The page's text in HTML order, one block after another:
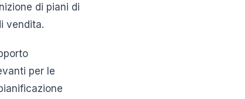
di piani di
vendita.
per le